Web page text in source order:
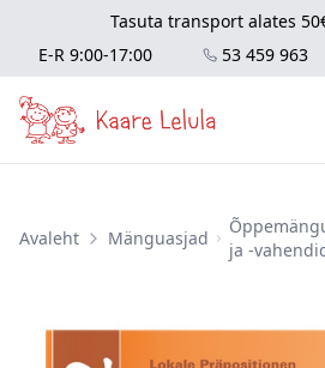
Tasuta transport alates
E-R 9:00-17:00
53 459 963
Avaleht Mänguasjad
ja -